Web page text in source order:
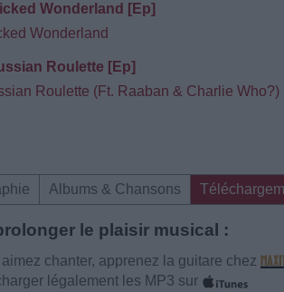
Wonderland [Ep]
Wonderland
Roulette [Ep]
Roulette (Ft. Raaban & Charlie Who?)
Albums & Chansons
le plaisir musical :
chanter, apprenez la guitare chez
légalement les MP3 sur